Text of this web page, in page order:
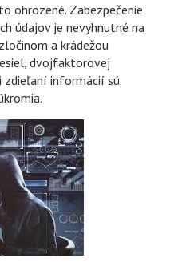
ohrozené. Zabezpečenie
údajov je nevyhnutné na
a krádežou
dvojfaktorovej
informácií sú